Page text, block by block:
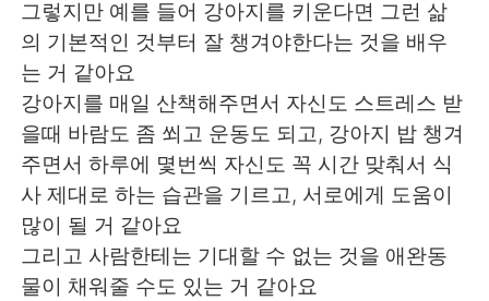
그렇지만 예를 들어 강아지를 키운다면 그런 삶
의 기본적인 것부터 잘 챙겨야한다는 것을 배우
는 거 같아요
강아지를 매일 산책해주면서 자신도 스트레스 받
을때 바람도 좀 쐬고 운동도 되고, 강아지 밥 챙겨
주면서 하루에 몇번씩 자신도 꼭 시간 맞춰서 식
사 제대로 하는 습관을 기르고, 서로에게 도움이
많이 될 거 같아요
그리고 사람한테는 기대할 수 없는 것을 애완동
물이 채워줄 수도 있는 거 같아요